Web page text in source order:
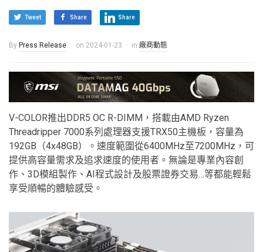
Tweet Share Share
By Press Release on 2024-01-23 in 廠商動態
V-COLOR推出DDR5 OC R-DIMM，搭載由AMD Ryzen
Threadripper 7000系列處理器支援TRX50主機板 ，容量為
192GB（4x48GB）。速度範圍從6400MHz至7200MHz，可
提供高容量需求及追求速度的使用者。無論是專業內容創
作、3D模組製作、AI程式設計及股票證券交易…等都能輕鬆
享受順暢的體驗感受。